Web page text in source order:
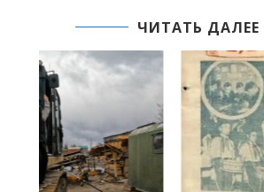
ЧИТАТЬ ДАЛЕЕ